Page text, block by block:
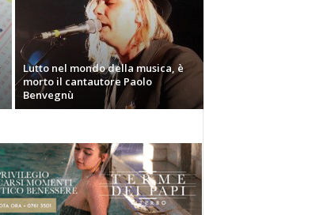
Lutto nel mondo della musica, è
morto il cantautore Paolo
Benvegnù